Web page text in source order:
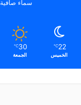
سماء صافية
22
℃
الخميس
30
℃
الجمعة